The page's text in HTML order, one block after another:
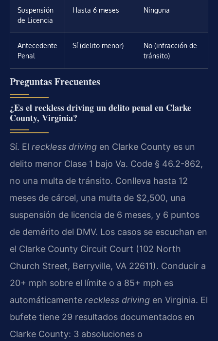
Suspensión
de Licencia
Hasta 6 meses Ninguna
Antecedente
Penal
Sí (delito menor)
No (infracción de
tránsito)
Preguntas Frecuentes
¿Es el reckless driving un delito penal en Clarke
County, Virginia?
Sí. El reckless driving en Clarke County es un
delito menor Clase 1 bajo Va. Code § 46.2-862,
no una multa de tránsito. Conlleva hasta 12
meses de cárcel, una multa de $2,500, una
suspensión de licencia de 6 meses, y 6 puntos
de demérito del DMV. Los casos se escuchan en
el Clarke County Circuit Court (102 North
Church Street, Berryville, VA 22611). Conducir a
20+ mph sobre el límite o a 85+ mph es
automáticamente reckless driving en Virginia. El
bufete tiene 29 resultados documentados en
Clarke County: 3 absoluciones o